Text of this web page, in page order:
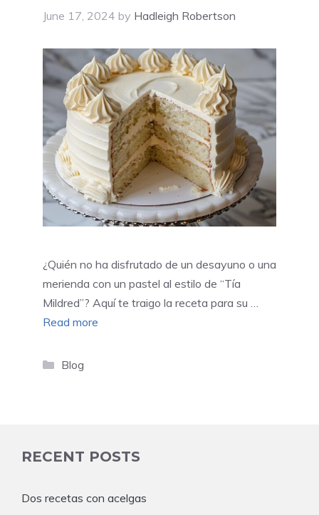
June 17, 2024 by Hadleigh Robertson
¿Quién no ha disfrutado de un desayuno o una
merienda con un pastel al estilo de “Tía
Mildred”? Aquí te traigo la receta para su …
Read more
Categories
Blog
RECENT POSTS
Dos recetas con acelgas